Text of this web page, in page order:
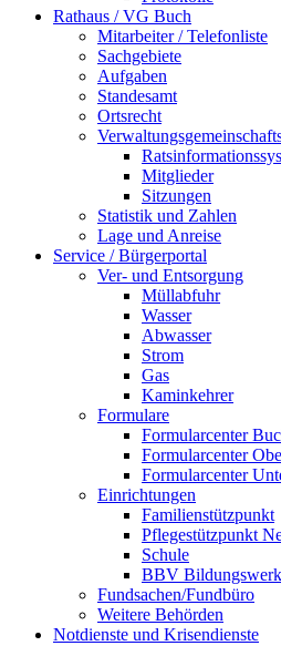
Rathaus / VG Buch
Mitarbeiter / Telefonliste
Sachgebiete
Aufgaben
Standesamt
Ortsrecht
Mitglieder
Sitzungen
Statistik und Zahlen
Lage und Anreise
Service / Bürgerportal
Ver- und Entsorgung
Müllabfuhr
Wasser
Abwasser
Strom
Gas
Kaminkehrer
Formulare
Formularcenter
Formularcenter
Formularcenter
Einrichtungen
Familienstützpunkt
Pflegestützpunkt
Schule
BBV Bildungswerk
Fundsachen/Fundbüro
Weitere Behörden
Notdienste und Krisendienste